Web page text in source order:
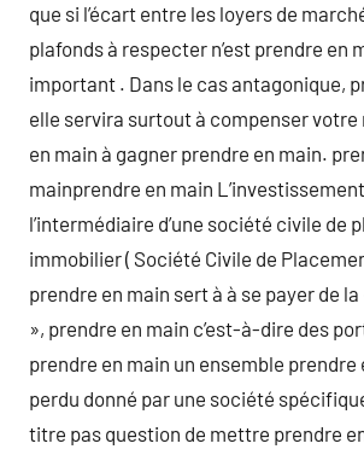
que si l’écart entre les loyers de
plafonds à respecter n’est prendre en
important . Dans le cas antagonique,
elle servira surtout à compenser votre
en main à gagner prendre en main.
mainprendre en main
l’intermédiaire d’une société civile de
immobilier ( Société Civile de
prendre en main sert à à se payer de
», prendre en main c’est-à-dire des
prendre en main un ensemble prendre
perdu donné par une société
titre pas question de mettre prendre